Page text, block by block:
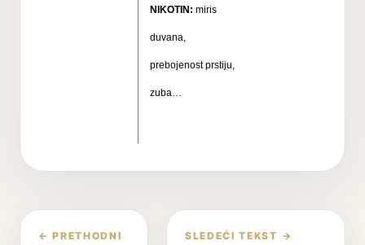
NIKOTIN: miris
duvana,
prebojenost prstiju,
zuba…
Кретање